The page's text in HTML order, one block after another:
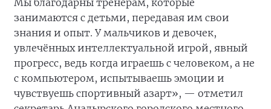
Мы благодарны тренерам, которые
занимаются с детьми, передавая им свои
знания и опыт. У мальчиков и девочек,
увлечённых интеллектуальной игрой, явный
прогресс, ведь когда играешь с человеком, а не
с компьютером, испытываешь эмоции и
чувствуешь спортивный азарт», — отметил